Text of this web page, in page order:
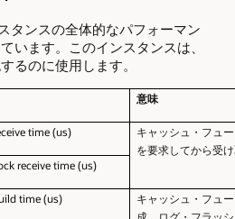
タンスの全体的なパフォーマン
います。このインスタンスは、
るのに使用します。
意味
time (us)
キャッシュ・フュ
を要求してから受
receive time (us)
time (us)
キャッシュ・フュ